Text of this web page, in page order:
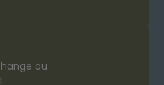
ou